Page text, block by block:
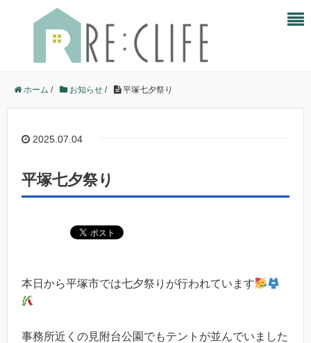
ホーム / お知らせ / 平塚七夕祭り
2025.07.04
平塚七夕祭り
本日から平塚市では七夕祭りが行われています
事務所近くの見附台公園でもテントが並んでいました